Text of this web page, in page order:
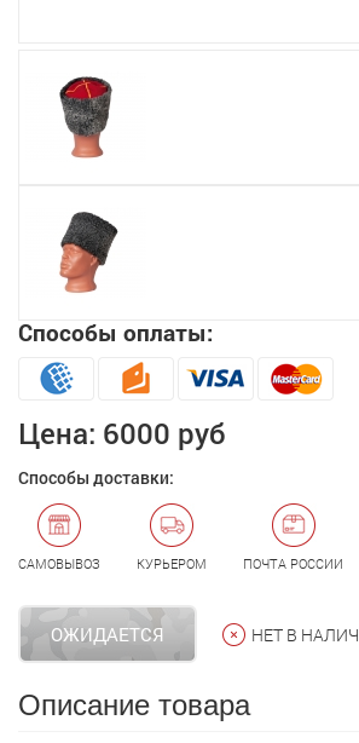
Способы оплаты:
Цена: 6000 руб
Способы доставки:
САМОВЫВОЗ КУРЬЕРОМ ПОЧТА РОССИИ
ОЖИДАЕТСЯ НЕТ В
Описание товара